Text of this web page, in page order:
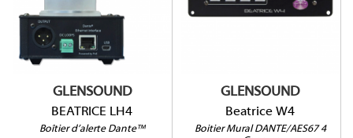
GLENSOUND
BEATRICE LH4
Boîtier d’alerte Dante™
GLENSOUND
Beatrice W4
Boitier Mural DANTE/AES67 4
4 canaux
PoE